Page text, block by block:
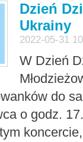
Dzień
Ukrainy
2022-05-31
W Dzień
do
o godz.